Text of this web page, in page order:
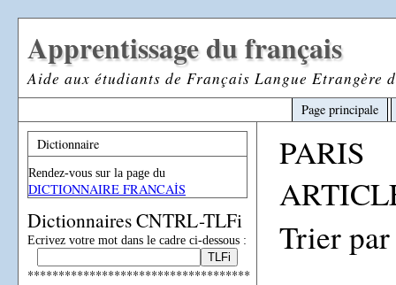
Apprentissage du français
Aide aux étudiants de Français Langue Etrangère
Page principale
Dictionnaire
Rendez-vous sur la page du
DICTIONNAIRE FRANCAİS
Dictionnaires CNTRL-TLFi
Ecrivez votre mot dans le cadre ci-dessous :
************************************
PARIS
Trier